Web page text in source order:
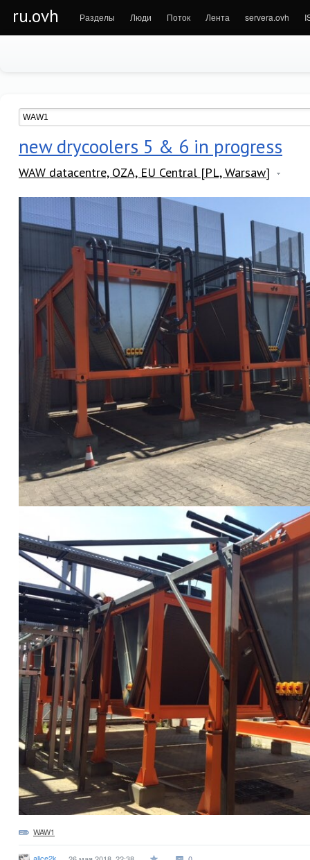
ru.ovh Разделы Люди Поток Лента servera.ovh
new drycoolers 5 & 6 in progress
WAW datacentre, OZA, EU Central [PL, Warsaw]
WAW1